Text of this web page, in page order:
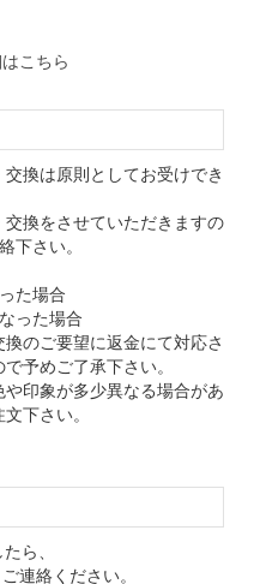
こちら
換は原則としてお受けでき
換をさせていただきますの
下さい。
た場合
った場合
のご要望に返金にて対応さ
予めご了承下さい。
印象が多少異なる場合があ
下さい。
ら、
連絡ください。